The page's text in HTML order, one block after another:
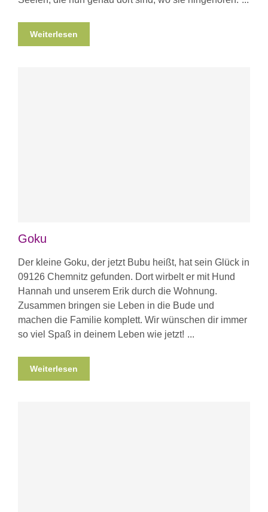
Weiterlesen
Goku
Der kleine Goku, der jetzt Bubu heißt, hat sein Glück in
09126 Chemnitz gefunden. Dort wirbelt er mit Hund
Hannah und unserem Erik durch die Wohnung.
Zusammen bringen sie Leben in die Bude und
machen die Familie komplett. Wir wünschen dir immer
so viel Spaß in deinem Leben wie jetzt!
Weiterlesen